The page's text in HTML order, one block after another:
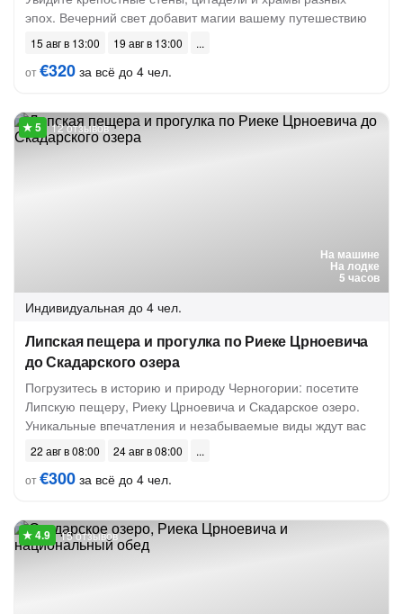
эпох. Вечерний свет добавит магии вашему путешествию
15 авг в 13:00
19 авг в 13:00
от€320 за всё до 4 чел.
На машине
На лодке
5 часов
12 отзывов
Индивидуальная до 4 чел.
Липская пещера и прогулка по Риеке Црноевича
до Скадарского озера
Погрузитесь в историю и природу Черногории: посетите
Липскую пещеру, Риеку Црноевича и Скадарское озеро.
Уникальные впечатления и незабываемые виды ждут вас
22 авг в 08:00
24 авг в 08:00
от€300 за всё до 4 чел.
15 отзывов